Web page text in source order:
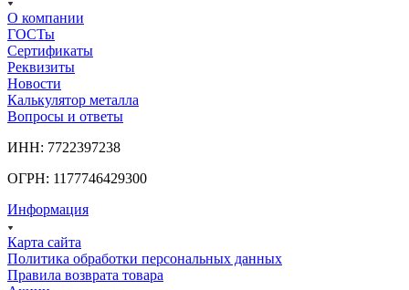
О компании
ГОСТы
Сертификаты
Реквизиты
Новости
Калькулятор металла
Вопросы и ответы
ИНН: 7722397238
ОГРН: 1177746429300
Информация
Карта сайта
Политика обработки персональных данных
Правила возврата товара